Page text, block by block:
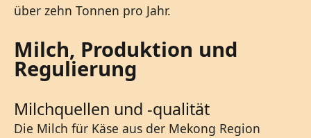
über zehn Tonnen pro Jahr.
Milch, Produktion und
Regulierung
Milchquellen und -qualität
Die Milch für Käse aus der Mekong Region